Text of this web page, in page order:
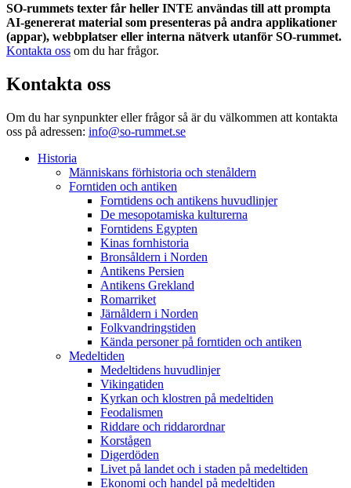
SO-rummets texter får heller INTE användas till att prompta
AI-genererat material som presenteras på andra applikationer
(appar), webbplatser eller interna nätverk utanför SO-rummet.
Kontakta oss om du har frågor.
Kontakta oss
Om du har synpunkter eller frågor så är du välkommen att kontakta
oss på adressen: info@so-rummet.se
Historia
Människans förhistoria och stenåldern
Forntiden och antiken
Forntidens och antikens huvudlinjer
De mesopotamiska kulturerna
Forntidens Egypten
Kinas fornhistoria
Bronsåldern i Norden
Antikens Persien
Antikens Grekland
Romarriket
Järnåldern i Norden
Folkvandringstiden
Kända personer på forntiden och antiken
Medeltiden
Medeltidens huvudlinjer
Vikingatiden
Kyrkan och klostren på medeltiden
Feodalismen
Riddare och riddarordnar
Korstågen
Digerdöden
Livet på landet och i staden på medeltiden
Ekonomi och handel på medeltiden